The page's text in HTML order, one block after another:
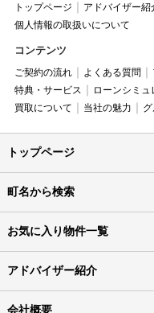
トップページ アドバイザー紹
個人情報の取扱いについて
コンテンツ
ご契約の流れ よくある質問
特典・サービス
ローンシミュ
買取について
当社の魅力
トップページ
町名から検索
お気に入り物件一覧
アドバイザー紹介
会社概要